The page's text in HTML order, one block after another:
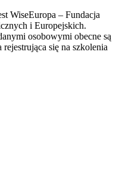
WiseEuropa – Fundacja
i Europejskich.
osobowymi obecne są
się na szkolenia